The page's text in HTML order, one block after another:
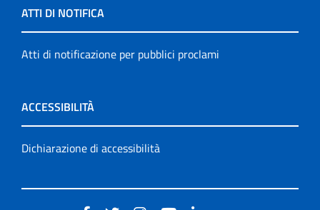
ATTI DI NOTIFICA
Atti di notificazione per pubblici proclami
ACCESSIBILITÀ
Dichiarazione di accessibilità